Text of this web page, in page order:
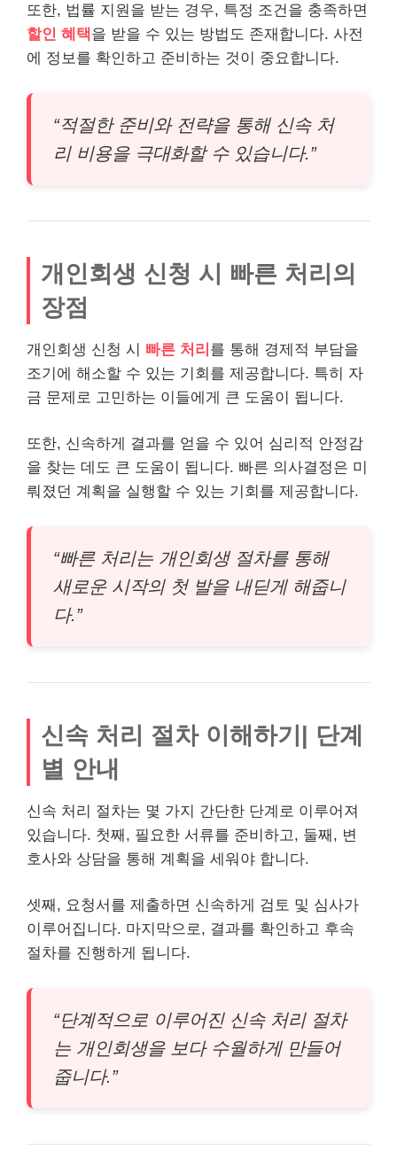
또한, 법률 지원을 받는 경우, 특정 조건을 충족하면
할인 혜택을 받을 수 있는 방법도 존재합니다. 사전
에 정보를 확인하고 준비하는 것이 중요합니다.
“적절한 준비와 전략을 통해 신속 처
리 비용을 극대화할 수 있습니다.”
개인회생 신청 시 빠른 처리의
장점
개인회생 신청 시 빠른 처리 를 통해 경제적 부담을
조기에 해소할 수 있는 기회를 제공합니다. 특히 자
금 문제로 고민하는 이들에게 큰 도움이 됩니다.
또한, 신속하게 결과를 얻을 수 있어 심리적 안정감
을 찾는 데도 큰 도움이 됩니다. 빠른 의사결정은 미
뤄졌던 계획을 실행할 수 있는 기회를 제공합니다.
“빠른 처리는 개인회생 절차를 통해
새로운 시작의 첫 발을 내딛게 해줍니
다.”
신속 처리 절차 이해하기| 단계
별 안내
신속 처리 절차는 몇 가지 간단한 단계로 이루어져
있습니다. 첫째, 필요한 서류를 준비하고, 둘째, 변
호사와 상담을 통해 계획을 세워야 합니다.
셋째, 요청서를 제출하면 신속하게 검토 및 심사가
이루어집니다. 마지막으로, 결과를 확인하고 후속
절차를 진행하게 됩니다.
“단계적으로 이루어진 신속 처리 절차
는 개인회생을 보다 수월하게 만들어
줍니다.”